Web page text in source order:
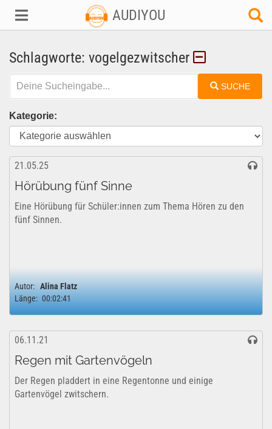
AUDIYOU
Schlagworte: vogelgezwitscher
SUCHE
Kategorie:
21.05.25
Hörübung fünf Sinne
Eine Hörübung für Schüler:innen zum Thema Hören zu den
fünf Sinnen.
Autor: Alina Flatz
Länge: 00:02:41
06.11.21
Regen mit Gartenvögeln
Der Regen pladdert in eine Regentonne und einige
Gartenvögel zwitschern.